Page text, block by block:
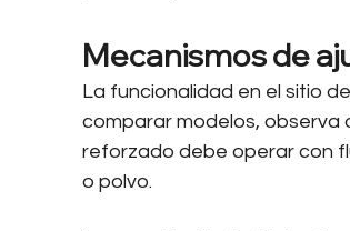
Mecanismos de
La funcionalidad en el sitio
comparar modelos, observa
reforzado debe operar con
o polvo.